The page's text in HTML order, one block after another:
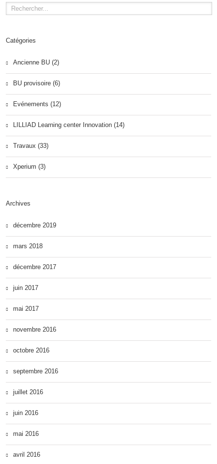
Catégories
Ancienne BU (2)
BU provisoire (6)
Evénements (12)
LILLIAD Learning center Innovation (14)
Travaux (33)
Xperium (3)
Archives
décembre 2019
mars 2018
décembre 2017
juin 2017
mai 2017
novembre 2016
octobre 2016
septembre 2016
juillet 2016
juin 2016
mai 2016
avril 2016